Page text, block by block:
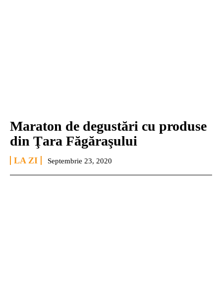
Maraton de degustări cu produse
din Ţara Făgăraşului
LA ZI Septembrie 23, 2020